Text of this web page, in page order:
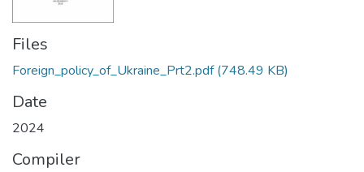
Files
Foreign_policy_of_Ukraine_Prt2.pdf(748.49 KB)
Date
2024
Compiler